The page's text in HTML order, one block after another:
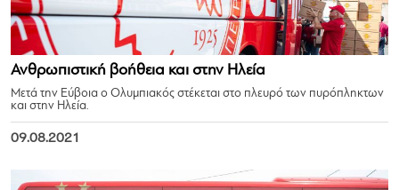
Ανθρωπιστική βοήθεια και στην Ηλεία
Μετά την Εύβοια ο Ολυμπιακός στέκεται στο πλευρό των πυρόπληκτων
και στην Ηλεία.
09.08.2021